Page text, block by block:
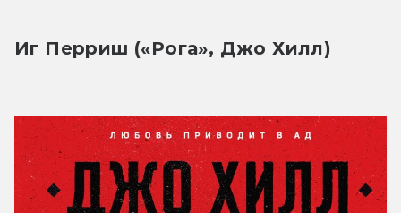
Иг Перриш («Рога», Джо Хилл)